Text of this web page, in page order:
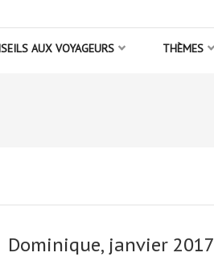
AUX VOYAGEURS THÈMES
Dominique, janvier 2017